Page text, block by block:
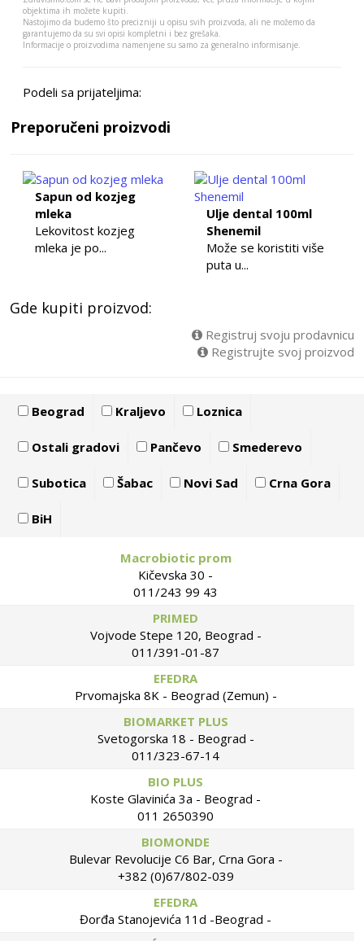
objektima ih možete kupiti.
Nastojimo da budemo što precizniji u opisu svih proizvoda, ali ne možemo da
garantujemo da su svi opisi kompletni i bez grešaka.
Informacije o proizvodima namenjene su samo za generalno informisanje.
Podeli sa prijateljima:
Preporučeni proizvodi
Sapun od kozjeg
mleka
Lekovitost kozjeg
mleka je po...
Ulje dental 100ml
Shenemil
Može se koristiti više
puta u...
Gde kupiti proizvod:
Registruj svoju prodavnicu
Registrujte svoj proizvod
Beograd Kraljevo Loznica
Ostali gradovi Pančevo Smederevo
Subotica Šabac Novi Sad Crna Gora
BiH
Macrobiotic prom
Kičevska 30 -
011/243 99 43
PRIMED
Vojvode Stepe 120, Beograd -
011/391-01-87
EFEDRA
Prvomajska 8K - Beograd (Zemun) -
BIOMARKET PLUS
Svetogorska 18 - Beograd -
011/323-67-14
BIO PLUS
Koste Glavinića 3a - Beograd -
011 2650390
BIOMONDE
Bulevar Revolucije C6 Bar, Crna Gora -
+382 (0)67/802-039
EFEDRA
Đorđa Stanojevića 11d -Beograd -